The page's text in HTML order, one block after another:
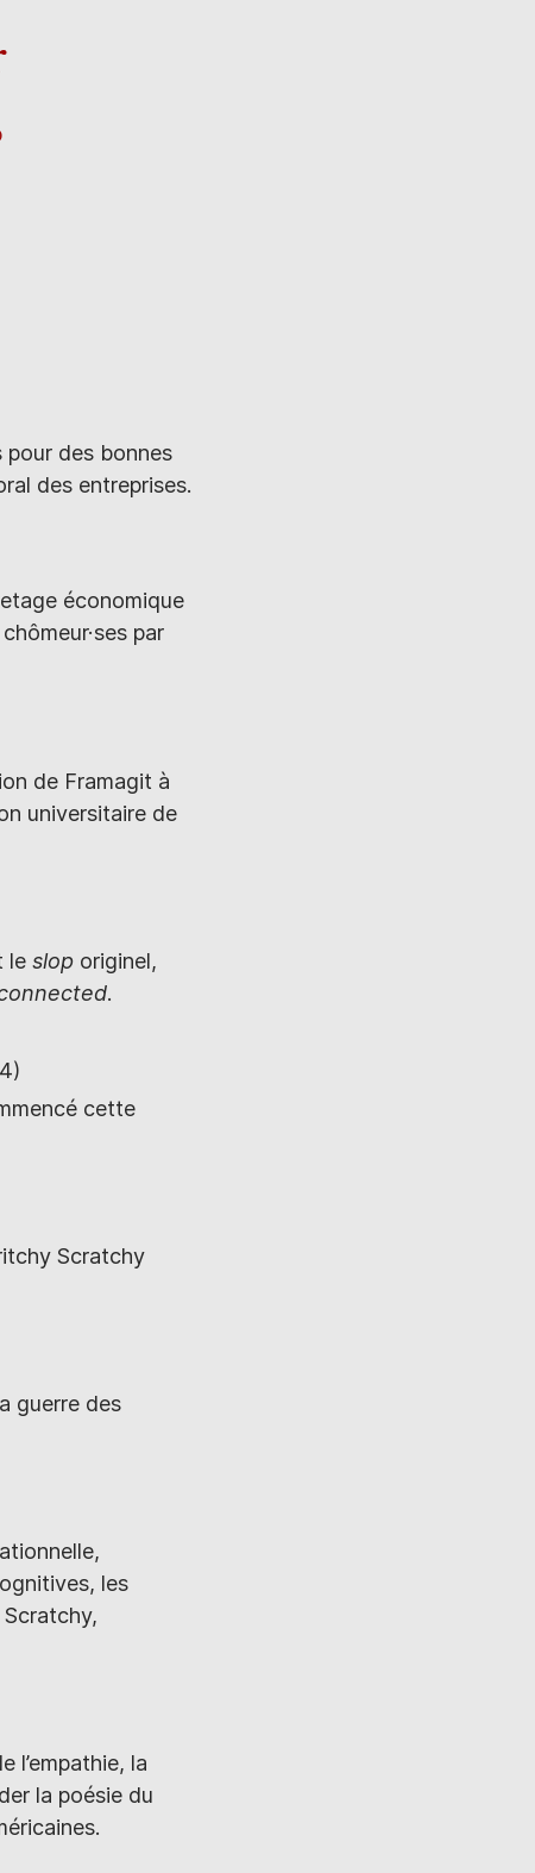
pour des bonnes
des entreprises.
économique
par
de Framagit à
universitaire de
le slop originel,
.
cette
Scratchy
guerre des
les
l’empathie, la
la poésie du